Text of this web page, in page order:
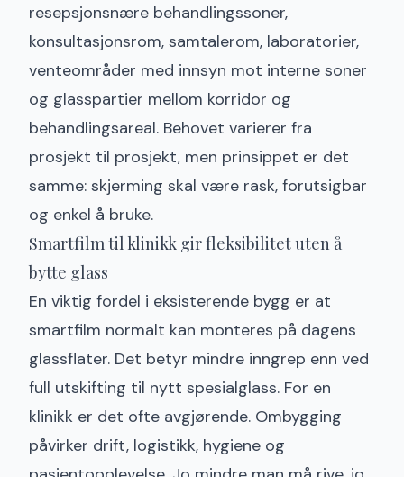
resepsjonsnære behandlingssoner,
konsultasjonsrom, samtalerom, laboratorier,
venteområder med innsyn mot interne soner
og glasspartier mellom korridor og
behandlingsareal. Behovet varierer fra
prosjekt til prosjekt, men prinsippet er det
samme: skjerming skal være rask, forutsigbar
og enkel å bruke.
Smartfilm til klinikk gir fleksibilitet uten å
bytte glass
En viktig fordel i eksisterende bygg er at
smartfilm normalt kan monteres på dagens
glassflater. Det betyr mindre inngrep enn ved
full utskifting til nytt spesialglass. For en
klinikk er det ofte avgjørende. Ombygging
påvirker drift, logistikk, hygiene og